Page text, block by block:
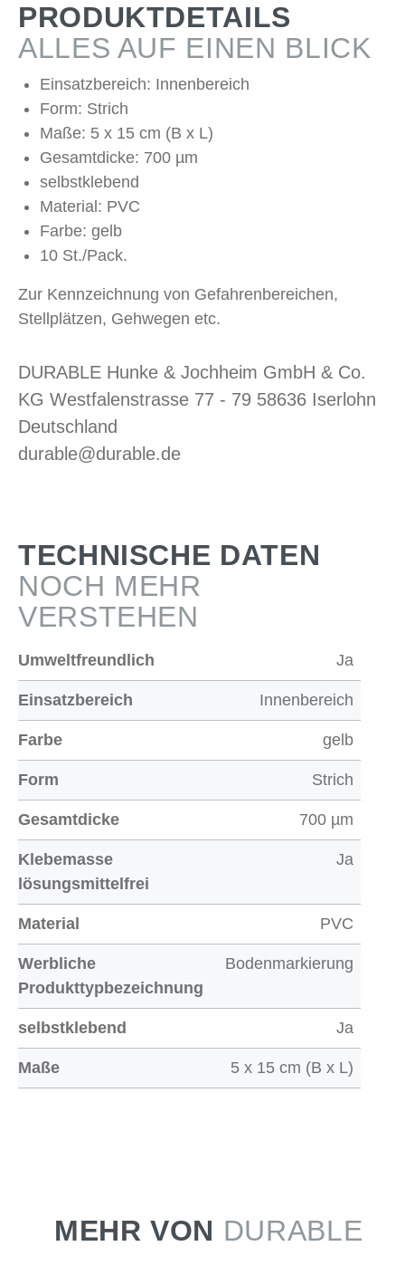
PRODUKTDETAILS
ALLES AUF EINEN BLICK
Einsatzbereich: Innenbereich
Form: Strich
Maße: 5 x 15 cm (B x L)
Gesamtdicke: 700 µm
selbstklebend
Material: PVC
Farbe: gelb
10 St./Pack.
Zur Kennzeichnung von Gefahrenbereichen,
Stellplätzen, Gehwegen etc.
DURABLE Hunke & Jochheim GmbH & Co.
KG Westfalenstrasse 77 - 79 58636 Iserlohn
Deutschland
durable@durable.de
TECHNISCHE DATEN
NOCH MEHR
VERSTEHEN
Umweltfreundlich Ja
Einsatzbereich Innenbereich
Farbe gelb
Form Strich
Gesamtdicke 700 µm
Klebemasse
lösungsmittelfrei
Ja
Material PVC
Werbliche
Produkttypbezeichnung
Bodenmarkierung
selbstklebend Ja
Maße 5 x 15 cm (B x L)
MEHR VON DURABLE